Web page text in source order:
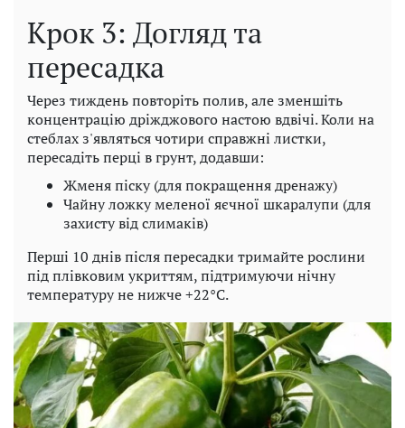
Крок 3: Догляд та
пересадка
Через тиждень повторіть полив, але зменшіть
концентрацію дріжджового настою вдвічі. Коли на
стеблах з'являться чотири справжні листки,
пересадіть перці в грунт, додавши:
Жменя піску (для покращення дренажу)
Чайну ложку меленої яєчної шкаралупи (для
захисту від слимаків)
Перші 10 днів після пересадки тримайте рослини
під плівковим укриттям, підтримуючи нічну
температуру не нижче +22°C.